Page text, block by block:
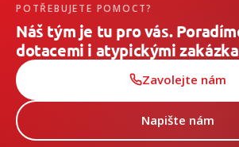
POTŘEBUJETE POMOCT?
Náš tým je tu pro vás.
dotacemi i atypickými
Zavolejte nám
Napište nám